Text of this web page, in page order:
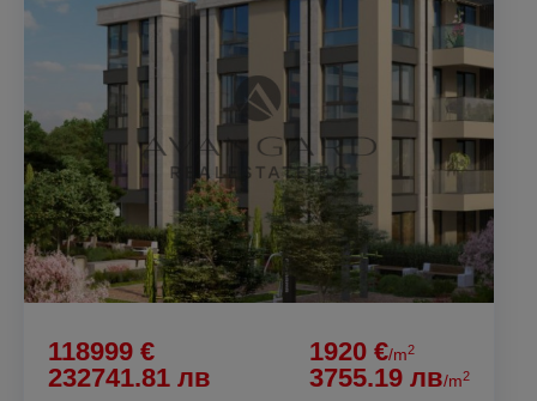
118999 €
232741.81 лв
1920 €/m2
3755.19 лв/m2